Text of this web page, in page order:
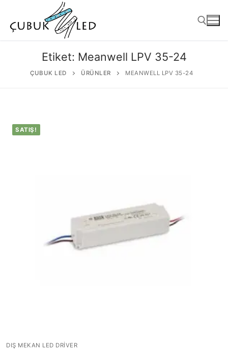
Kullanıma Hazır Ürünler
LEDLine (Lineer LED)
Sabit Gerilim Şerit LED
Etiket: Meanwell LPV 35-24
ÇUBUK LED ÜRÜNLER MEANWELL LPV 35-24
SATIŞ!
DIŞ MEKAN LED DRIVER